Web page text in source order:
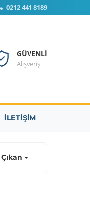
0212 441 8189
GÜVENLI
Alışveriş
İLETIŞIM